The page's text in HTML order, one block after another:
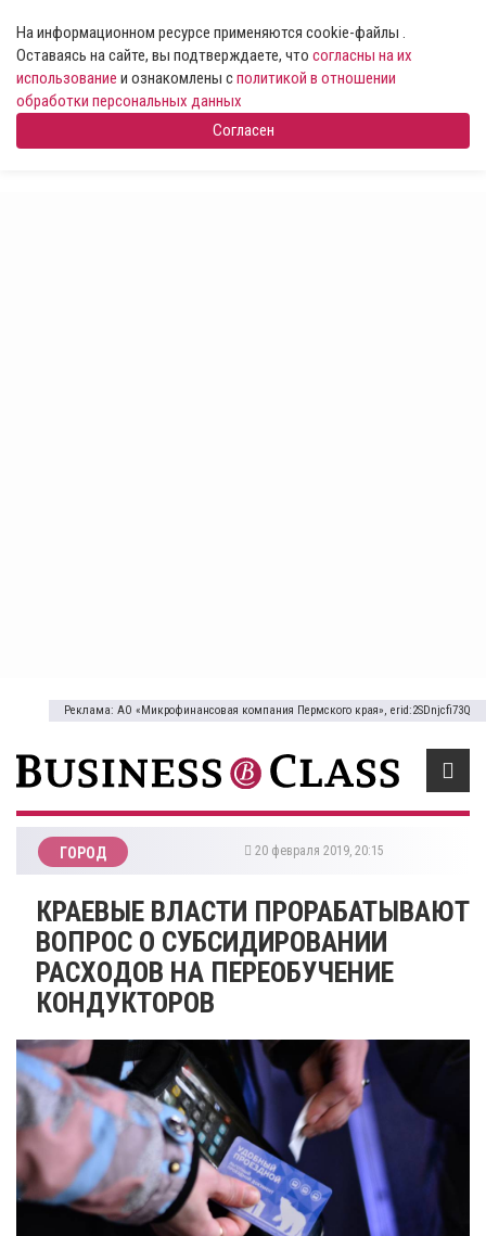
На информационном ресурсе применяются cookie-файлы .
Оставаясь на сайте, вы подтверждаете, что согласны на их
использование и ознакомлены сполитикой в отношении
обработки персональных данных
Согласен
Реклама: АО «Микрофинансовая компания Пермского края», erid:2SDnjcfi73Q
ГОРОД 20 февраля 2019, 20:15
КРАЕВЫЕ ВЛАСТИ ПРОРАБАТЫВАЮТ
ВОПРОС О СУБСИДИРОВАНИИ
РАСХОДОВ НА ПЕРЕОБУЧЕНИЕ
КОНДУКТОРОВ